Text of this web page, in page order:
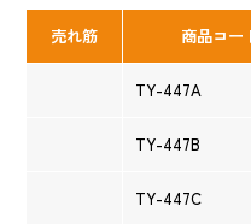
売れ筋 商品コー
TY-447A
TY-447B
TY-447C